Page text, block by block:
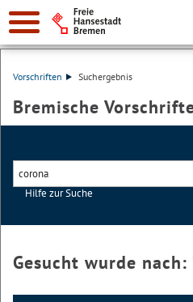
Vorschriften Suchergebnis
Bremische
Hilfe zur Suche
Gesucht wurde nach: